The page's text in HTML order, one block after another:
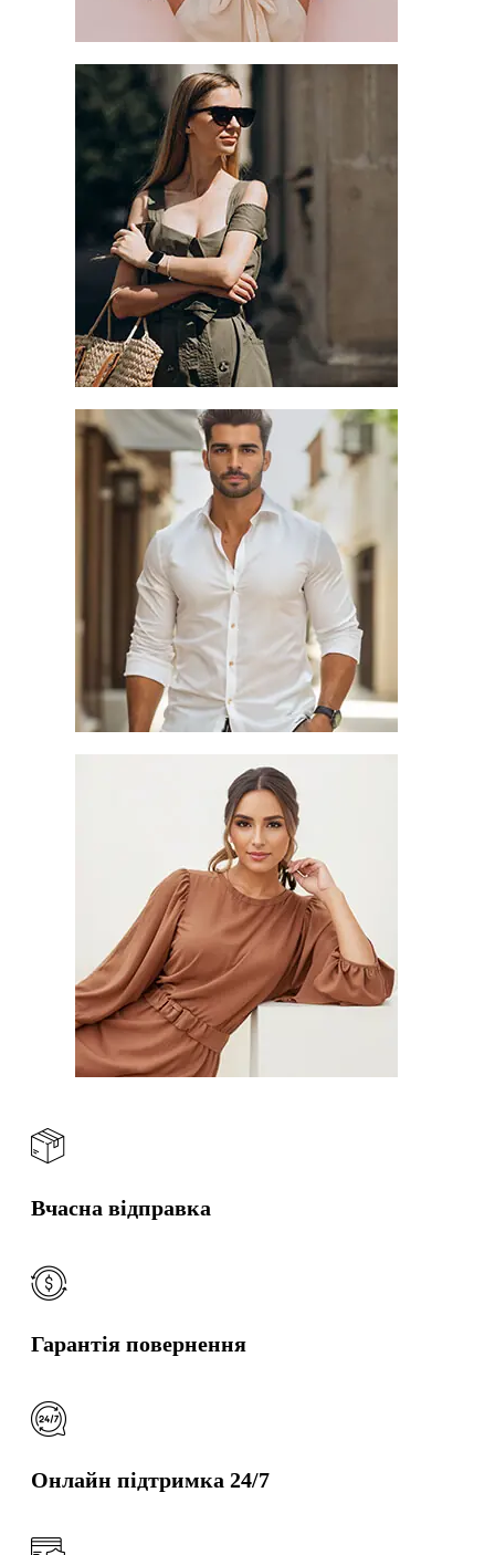
Вчасна відправка
Гарантія повернення
Онлайн підтримка 24/7